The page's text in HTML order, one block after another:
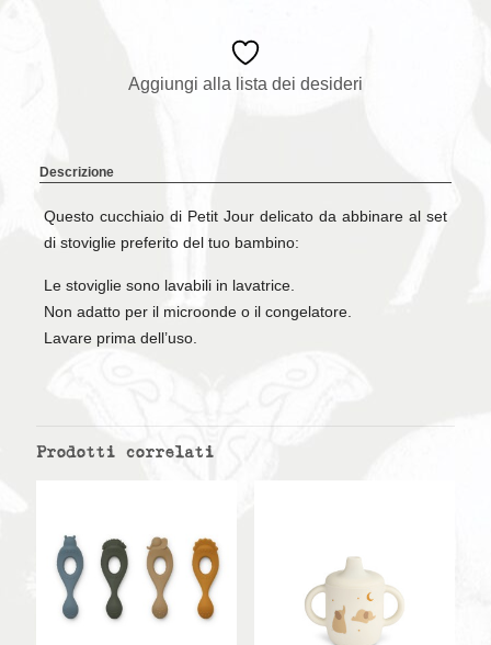
Aggiungi alla lista dei desideri
Descrizione
Questo cucchiaio di Petit Jour delicato da abbinare al set
di stoviglie preferito del tuo bambino:
Le stoviglie sono lavabili in lavatrice.
Non adatto per il microonde o il congelatore.
Lavare prima dell’uso.
Prodotti correlati